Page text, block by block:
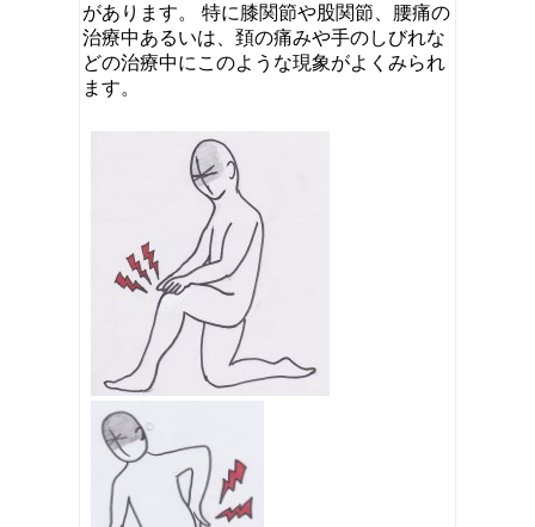
があります。 特に膝関節や股関節、腰痛の
治療中あるいは、頚の痛みや手のしびれな
どの治療中にこのような現象がよくみられ
ます。